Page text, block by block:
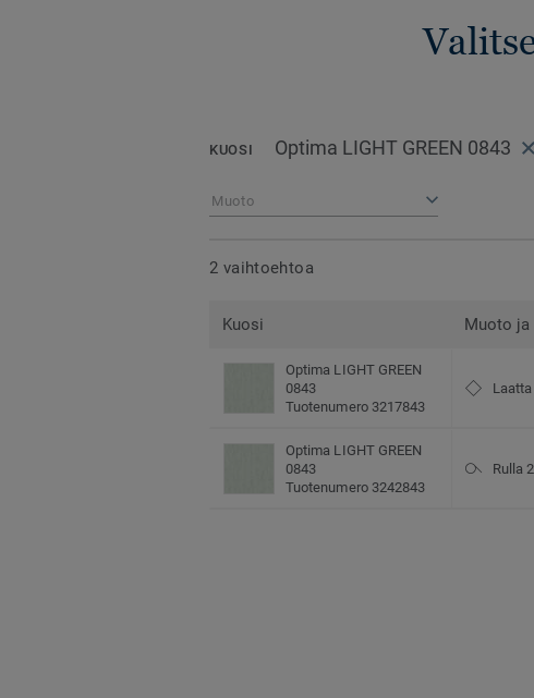
KUOSI Optima LIGHT GREEN 0843
Muoto
2 vaihtoehtoa
Kuosi Muoto
Optima LIGHT GREEN
0843
Tuotenumero 3217843
Optima LIGHT GREEN
0843
Tuotenumero 3242843
Rulla